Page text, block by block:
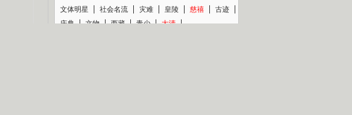
文体明星
社会名流 灾难 皇陵 慈禧
古迹
庆典
文物 西藏 青少 大清